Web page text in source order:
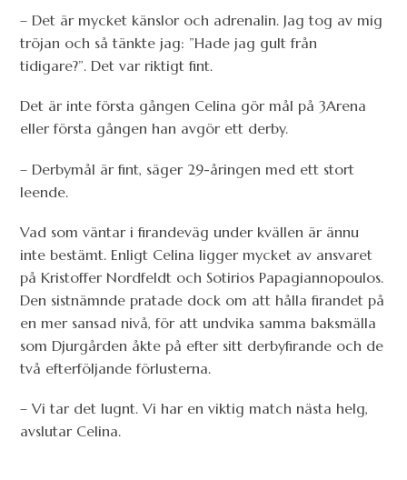
– Det är mycket känslor och adrenalin. Jag tog av mig
tröjan och så tänkte jag: ”Hade jag gult från
tidigare?”. Det var riktigt fint.
Det är inte första gången Celina gör mål på 3Arena
eller första gången han avgör ett derby.
– Derbymål är fint, säger 29-åringen med ett stort
leende.
Vad som väntar i firandeväg under kvällen är ännu
inte bestämt. Enligt Celina ligger mycket av ansvaret
på Kristoffer Nordfeldt och Sotirios Papagiannopoulos.
Den sistnämnde pratade dock om att hålla firandet på
en mer sansad nivå, för att undvika samma baksmälla
som Djurgården åkte på efter sitt derbyfirande och de
två efterföljande förlusterna.
– Vi tar det lugnt. Vi har en viktig match nästa helg,
avslutar Celina.